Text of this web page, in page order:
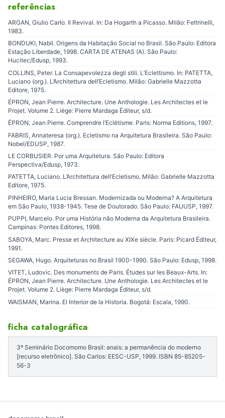
referências
ARGAN, Giulio Carlo. Il Revival. In: Da Hogarth a Picasso. Milão: Feltrinelli,
1983.
BONDUKI, Nabil. Origens da Habitação Social no Brasil. São Paulo: Editora
Estação Liberdade, 1998. CARTA DE ATENAS (A). São Paulo:
Hucitec/Edusp, 1993.
COLLINS, Peter. La Consapevolezza degli stili. L’Eclettismo. In: PATETTA,
Luciano (org.). L’Architettura dell’Ecletismo. Milão: Gabrielle Mazzotta
Editore, 1975.
ÉPRON, Jean Pierre. Architecture. Une Anthologie. Les Architectes et le
Projet. Volume 2. Liège: Pierre Mardaga Éditeur, s/d.
ÉPRON, Jean Pierre. Comprendre l’Eclétisme. Paris: Norma Editions, 1997.
FABRIS, Annateresa (org.). Ecletismo na Arquitetura Brasileira. São Paulo:
Nobel/EDUSP, 1987.
LE CORBUSIER. Por uma Arquitetura. São Paulo: Editora
Perspectiva/Edusp, 1973.
PATETTA, Luciano. L’Architettura dell’Ecletismo. Milão: Gabrielle Mazzotta
Editore, 1975.
PINHEIRO, Maria Lucia Bressan. Modernizada ou Moderna? A Arquitetura
em São Paulo, 1938-1945. Tese de Doutorado. São Paulo: FAUUSP, 1997.
PUPPI, Marcelo. Por uma História não Moderna da Arquitetura Brasileira.
Campinas: Pontes Editores, 1998.
SABOYA, Marc. Presse et Architecture au XIXe siècle. Paris: Picard Éditeur,
1991.
SEGAWA, Hugo. Arquiteturas no Brasil 1900-1990. São Paulo: Edusp, 1998.
VITET, Ludovic. Des monuments de Paris. Études sur les Beaux-Arts. In:
ÉPRON, Jean Pierre. Architecture. Une Anthologie. Les Architectes et le
Projet. Volume 2. Liège: Pierre Mardaga Éditeur, s/d.
WAISMAN, Marina. El Interior de la Historia. Bogotá: Escala, 1990.
ficha catalográfica
3º Seminário Docomomo Brasil: anais: a permanência do moderno
[recurso eletrônico]. São Carlos: EESC-USP, 1999. ISBN 85-85205-
56-3